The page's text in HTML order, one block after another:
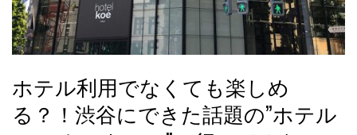
ホテル利用でなくても楽しめ
る？！渋谷にできた話題の”ホテル